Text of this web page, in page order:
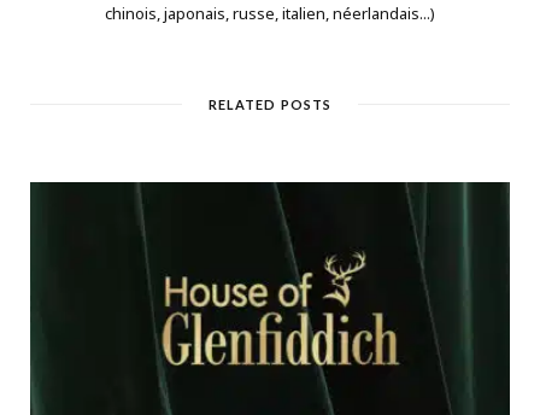
chinois, japonais, russe, italien, néerlandais...)
RELATED POSTS